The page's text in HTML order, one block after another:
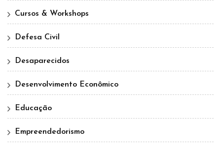
Cursos & Workshops
Defesa Civil
Desaparecidos
Desenvolvimento Econômico
Educação
Empreendedorismo